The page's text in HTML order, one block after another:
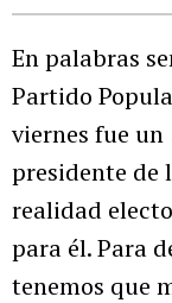
En palabras
Partido
viernes fue un
presidente de
realidad
para él. Para
tenemos que